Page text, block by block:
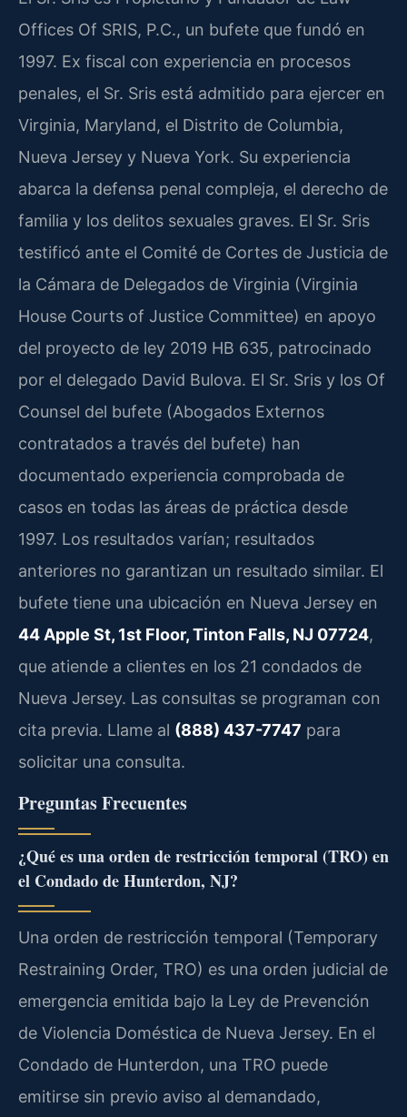
Offices Of SRIS, P.C., un bufete que fundó en
1997. Ex fiscal con experiencia en procesos
penales, el Sr. Sris está admitido para ejercer en
Virginia, Maryland, el Distrito de Columbia,
Nueva Jersey y Nueva York. Su experiencia
abarca la defensa penal compleja, el derecho de
familia y los delitos sexuales graves. El Sr. Sris
testificó ante el Comité de Cortes de Justicia de
la Cámara de Delegados de Virginia (Virginia
House Courts of Justice Committee) en apoyo
del proyecto de ley 2019 HB 635, patrocinado
por el delegado David Bulova. El Sr. Sris y los Of
Counsel del bufete (Abogados Externos
contratados a través del bufete) han
documentado experiencia comprobada de
casos en todas las áreas de práctica desde
1997. Los resultados varían; resultados
anteriores no garantizan un resultado similar. El
bufete tiene una ubicación en Nueva Jersey en
44 Apple St, 1st Floor, Tinton Falls, NJ 07724,
que atiende a clientes en los 21 condados de
Nueva Jersey. Las consultas se programan con
cita previa. Llame al (888) 437-7747 para
solicitar una consulta.
Preguntas Frecuentes
¿Qué es una orden de restricción temporal (TRO) en
el Condado de Hunterdon, NJ?
Una orden de restricción temporal (Temporary
Restraining Order, TRO) es una orden judicial de
emergencia emitida bajo la Ley de Prevención
de Violencia Doméstica de Nueva Jersey. En el
Condado de Hunterdon, una TRO puede
emitirse sin previo aviso al demandado,